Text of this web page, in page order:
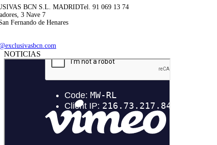
BCN S.L. MADRIDTel. 91 069 13 74
3 Nave 7
Fernando de Henares
NOTICIAS